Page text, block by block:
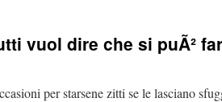
vuol dire che si puÃ²
per starsene zitti se le lasciano